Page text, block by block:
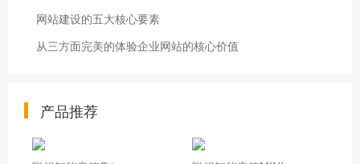
网站建设的五大核心要素
从三方面完美的体验企业网站的核心价值
产品推荐